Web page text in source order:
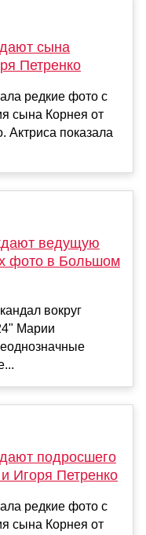
сына
Петренко
редкие фото с
сына Корнея от
Актриса показала
ведущую
фото в Большом
вокруг
Марии
подросшего
Игоря Петренко
редкие фото с
сына Корнея от